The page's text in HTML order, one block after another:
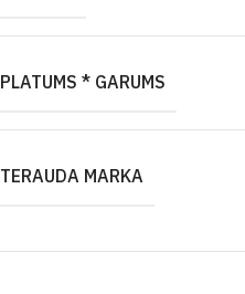
PLATUMS * GARUMS
TERAUDA MARKA